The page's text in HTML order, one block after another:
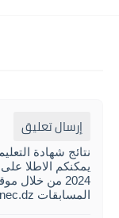
إرسال تعليق
نتائج شهادة التعليم
يمكنكم الاطلا
2024 من خلال
المسابقات https://bem.onec.dz/